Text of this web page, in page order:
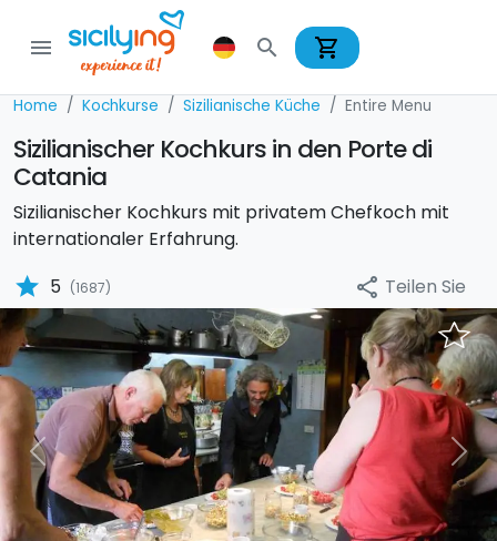
menu search shopping_cart
Home Kochkurse Sizilianische Küche Entire Menu
Sizilianischer Kochkurs in den Porte di
Catania
Sizilianischer Kochkurs mit privatem Chefkoch mit
internationaler Erfahrung.
star 5 (1687) share Teilen Sie
Previous Next